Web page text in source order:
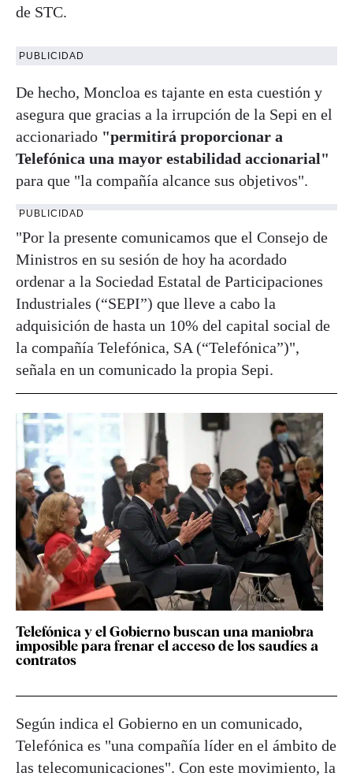
de STC.
PUBLICIDAD
De hecho, Moncloa es tajante en esta cuestión y
asegura que gracias a la irrupción de la Sepi en el
accionariado "permitirá proporcionar a
Telefónica una mayor estabilidad accionarial"
para que "la compañía alcance sus objetivos".
PUBLICIDAD
"Por la presente comunicamos que el Consejo de
Ministros en su sesión de hoy ha acordado
ordenar a la Sociedad Estatal de Participaciones
Industriales (“SEPI”) que lleve a cabo la
adquisición de hasta un 10% del capital social de
la compañía Telefónica, SA (“Telefónica”)",
señala en un comunicado la propia Sepi.
Telefónica y el Gobierno buscan una maniobra
imposible para frenar el acceso de los saudíes a
contratos
Según indica el Gobierno en un comunicado,
Telefónica es "una compañía líder en el ámbito de
las telecomunicaciones". Con este movimiento, la